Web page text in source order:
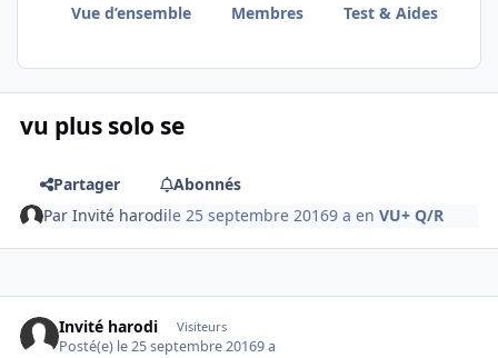
Vue d’ensemble Membres Test & Aides
vu plus solo se
Partager
Abonnés
ParInvité harodile 25 septembre 20169 a enVU+ Q/R
Invité harodi Visiteurs
Posté(e) le 25 septembre 20169 a